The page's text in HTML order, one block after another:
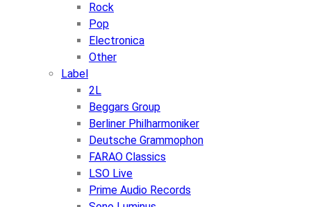
Rock
Pop
Electronica
Other
Label
2L
Beggars Group
Berliner Philharmoniker
Deutsche Grammophon
FARAO Classics
LSO Live
Prime Audio Records